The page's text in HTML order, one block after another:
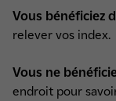
Vous bénéficiez
relever vos index.
Vous ne
endroit pour